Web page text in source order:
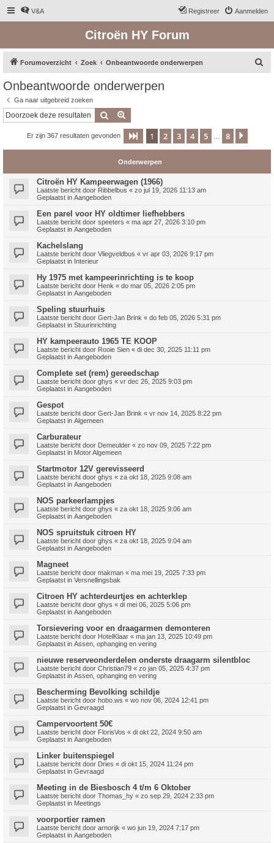
V&A Aanmelden
Registreer
Citroën HY Forum
Forumoverzicht Zoek Onbeantwoorde onderwerpen
Onbeantwoorde onderwerpen
Ga naar uitgebreid zoeken
Zoek
Er zijn 367 resultaten gevonden Pagina van 8
1 2 3 4 5 8
Onderwerpen
Citroën HY Kampeerwagen (1966)
Laatste bericht door Ribbelbus « zo jul 19, 2026 11:13 am
Geplaatst in Aangeboden
Een parel voor HY oldtimer liefhebbers
Laatste bericht door speeters « ma apr 27, 2026 3:10 pm
Geplaatst in Aangeboden
Kachelslang
Laatste bericht door Vliegveldbus « vr apr 03, 2026 9:17 pm
Geplaatst in Interieur
Hy 1975 met kampeerinrichting is te koop
Laatste bericht door Henk « do mar 05, 2026 2:05 pm
Geplaatst in Aangeboden
Speling stuurhuis
Laatste bericht door Gert-Jan Brink « do feb 05, 2026 5:31 pm
Geplaatst in Stuurinrichting
HY kampeerauto 1965 TE KOOP
Laatste bericht door Rooie Sien « di dec 30, 2025 11:11 pm
Geplaatst in Aangeboden
Complete set (rem) gereedschap
Laatste bericht door ghys « vr dec 26, 2025 9:03 pm
Geplaatst in Aangeboden
Gespot
Laatste bericht door Gert-Jan Brink « vr nov 14, 2025 8:22 pm
Geplaatst in Algemeen
Carburateur
Laatste bericht door Demeulder « zo nov 09, 2025 7:22 pm
Geplaatst in Motor Algemeen
Startmotor 12V gerevisseerd
Laatste bericht door ghys « za okt 18, 2025 9:08 am
Geplaatst in Aangeboden
NOS parkeerlampjes
Laatste bericht door ghys « za okt 18, 2025 9:06 am
Geplaatst in Aangeboden
NOS spruitstuk citroen HY
Laatste bericht door ghys « za okt 18, 2025 9:04 am
Geplaatst in Aangeboden
Magneet
Laatste bericht door makman « ma mei 19, 2025 7:33 pm
Geplaatst in Versnellingsbak
Citroen HY achterdeurtjes en achterklep
Laatste bericht door ghys « di mei 06, 2025 5:06 pm
Geplaatst in Aangeboden
Torsievering voor en draagarmen demonteren
Laatste bericht door HotelKlaar « ma jan 13, 2025 10:49 pm
Geplaatst in Assen, ophanging en vering
nieuwe reserveonderdelen onderste draagarm silentbloc
Laatste bericht door Christian79 « zo jan 05, 2025 4:37 pm
Geplaatst in Assen, ophanging en vering
Bescherming Bevolking schildje
Laatste bericht door hobo.ws « wo nov 06, 2024 12:41 pm
Geplaatst in Gevraagd
Campervoortent 50€
Laatste bericht door FlorisVos « di okt 22, 2024 9:50 am
Geplaatst in Aangeboden
Linker buitenspiegel
Laatste bericht door Dries « di okt 15, 2024 11:24 pm
Geplaatst in Gevraagd
Meeting in de Biesbosch 4 t/m 6 Oktober
Laatste bericht door Thomas_hy « zo sep 29, 2024 2:33 pm
Geplaatst in Meetings
voorportier ramen
Laatste bericht door arnorijk « wo jun 19, 2024 7:17 pm
Geplaatst in Aangeboden